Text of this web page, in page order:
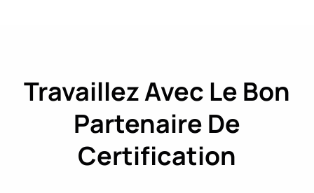
Travaillez Avec Le Bon
Partenaire De
Certification